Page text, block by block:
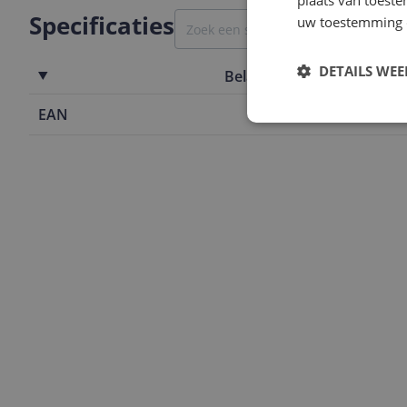
Specificaties
Belangrijkste kenmerken
EAN
uw
DETAILS